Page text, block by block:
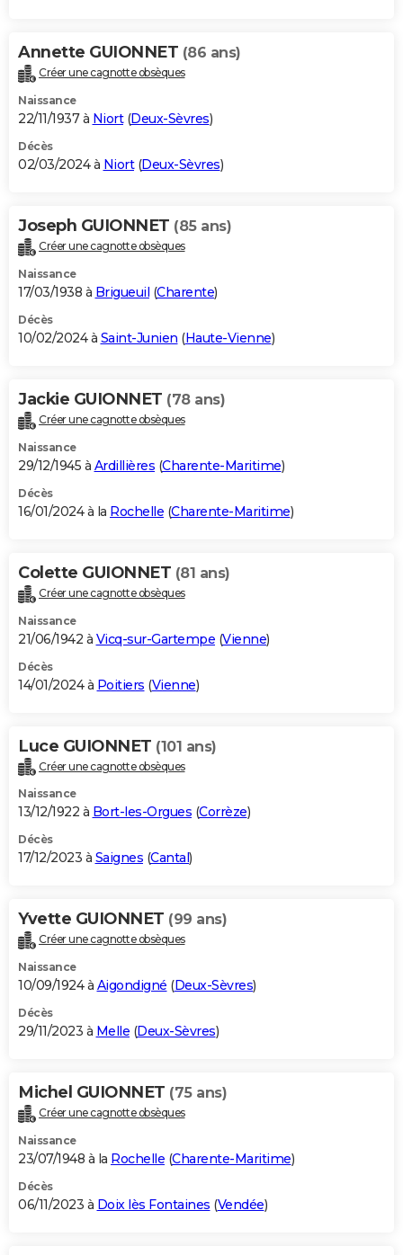
Annette GUIONNET (86 ans)
Créer une cagnotte obsèques
Naissance
22/11/1937 à Niort(Deux-Sèvres)
Décès
02/03/2024 à Niort(Deux-Sèvres)
Joseph GUIONNET (85 ans)
Créer une cagnotte obsèques
Naissance
17/03/1938 à Brigueuil (Charente)
Décès
10/02/2024 à Saint-Junien (Haute-Vienne)
Jackie GUIONNET (78 ans)
Créer une cagnotte obsèques
Naissance
29/12/1945 à Ardillières (Charente-Maritime)
Décès
16/01/2024 à la Rochelle (Charente-Maritime)
Colette GUIONNET (81 ans)
Créer une cagnotte obsèques
Naissance
21/06/1942 à Vicq-sur-Gartempe (Vienne)
Décès
14/01/2024 à Poitiers (Vienne)
Luce GUIONNET (101 ans)
Créer une cagnotte obsèques
Naissance
13/12/1922 à Bort-les-Orgues (Corrèze)
Décès
17/12/2023 à Saignes (Cantal )
Yvette GUIONNET (99 ans)
Créer une cagnotte obsèques
Naissance
10/09/1924 à Aigondigné (Deux-Sèvres)
Décès
29/11/2023 à Melle (Deux-Sèvres)
Michel GUIONNET (75 ans)
Créer une cagnotte obsèques
Naissance
23/07/1948 à la Rochelle (Charente-Maritime)
Décès
06/11/2023 à Doix lès Fontaines (Vendée)